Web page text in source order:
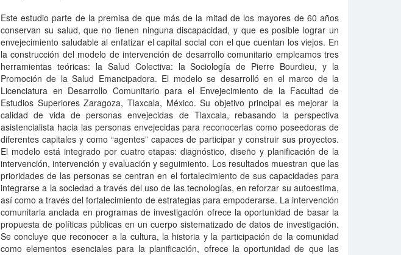
Este estudio parte de la premisa de que más de la mitad de los mayores de 60 años
conservan su salud, que no tienen ninguna discapacidad, y que es posible lograr un
envejecimiento saludable al enfatizar el capital social con el que cuentan los viejos. En
la construcción del modelo de intervención de desarrollo comunitario empleamos tres
herramientas teóricas: la Salud Colectiva: la Sociología de Pierre Bourdieu, y la
Promoción de la Salud Emancipadora. El modelo se desarrolló en el marco de la
Licenciatura en Desarrollo Comunitario para el Envejecimiento de la Facultad de
Estudios Superiores Zaragoza, Tlaxcala, México. Su objetivo principal es mejorar la
calidad de vida de personas envejecidas de Tlaxcala, rebasando la perspectiva
asistencialista hacia las personas envejecidas para reconocerlas como poseedoras de
diferentes capitales y como “agentes” capaces de participar y construir sus proyectos.
El modelo está integrado por cuatro etapas: diagnóstico, diseño y planificación de la
intervención, intervención y evaluación y seguimiento. Los resultados muestran que las
prioridades de las personas se centran en el fortalecimiento de sus capacidades para
integrarse a la sociedad a través del uso de las tecnologías, en reforzar su autoestima,
así como a través del fortalecimiento de estrategias para empoderarse. La intervención
comunitaria anclada en programas de investigación ofrece la oportunidad de basar la
propuesta de políticas públicas en un cuerpo sistematizado de datos de investigación.
Se concluye que reconocer a la cultura, la historia y la participación de la comunidad
como elementos esenciales para la planificación, ofrece la oportunidad de que las